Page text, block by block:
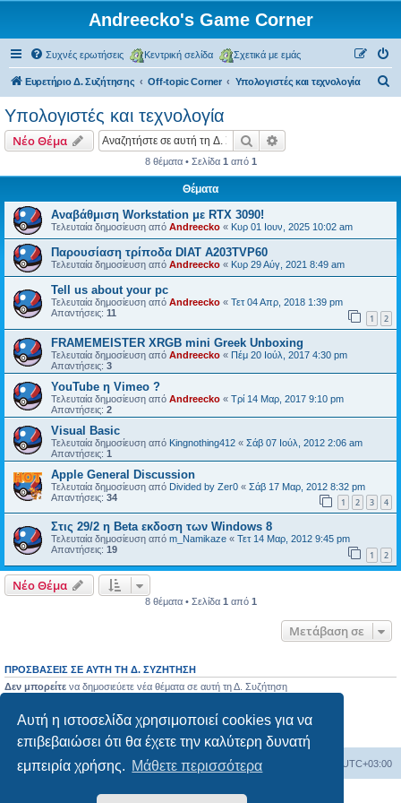
Αυτή η ιστοσελίδα χρησιμοποιεί cookies για να
επιβεβαιώσει ότι θα έχετε την καλύτερη δυνατή
εμπειρία χρήσης. Μάθετε περισσότερα
Andreecko's Game Corner
Συχνές ερωτήσεις Κεντρική σελίδα Σχετικά με εμάς
Ευρετήριο Δ. Συζήτησης Off-topic Corner Υπολογιστές και τεχνολογία
Υπολογιστές και τεχνολογία
Νέο Θέμα Αναζήτηση
8 θέματα • Σελίδα 1 από 1
Θέματα
Αναβάθμιση Workstation με RTX 3090!
Τελευταία δημοσίευση από Andreecko « Κυρ 01 Ιουν, 2025 10:02 am
Παρουσίαση τρίποδα DIAT A203TVP60
Τελευταία δημοσίευση από Andreecko « Κυρ 29 Αύγ, 2021 8:49 am
Tell us about your pc
Τελευταία δημοσίευση από Andreecko « Τετ 04 Απρ, 2018 1:39 pm
Απαντήσεις: 11 1 2
FRAMEMEISTER XRGB mini Greek Unboxing
Τελευταία δημοσίευση από Andreecko « Πέμ 20 Ιούλ, 2017 4:30 pm
Απαντήσεις: 3
YouTube η Vimeo ?
Τελευταία δημοσίευση από Andreecko « Τρί 14 Μαρ, 2017 9:10 pm
Απαντήσεις: 2
Visual Basic
Τελευταία δημοσίευση από Kingnothing412 « Σάβ 07 Ιούλ, 2012 2:06 am
Απαντήσεις: 1
Apple General Discussion
Τελευταία δημοσίευση από Divided by Zer0 « Σάβ 17 Μαρ, 2012 8:32 pm
Απαντήσεις: 34 1 2 3 4
Στις 29/2 η Beta εκδοση των Windows 8
Τελευταία δημοσίευση από m_Namikaze « Τετ 14 Μαρ, 2012 9:45 pm
Απαντήσεις: 19 1 2
Νέο Θέμα
8 θέματα • Σελίδα 1 από 1
Μετάβαση σε
ΠΡΟΣΒΆΣΕΙΣ ΣΕ ΑΥΤΉ ΤΗ Δ. ΣΥΖΉΤΗΣΗ
Δεν μπορείτε να δημοσιεύετε νέα θέματα σε αυτή τη Δ. Συζήτηση
Δεν μπορείτε
να επεξεργάζεστε τις δημοσιεύσεις σας σε αυτή τη Δ. Συζήτηση
Δεν μπορείτενα διαγράφετε τις δημοσιεύσεις σας σε αυτή τη Δ. Συζήτηση
Δεν μπορείτενα επισυνάπτετε αρχεία σε αυτή τη Δ. Συζήτηση
Ευρετήριο Δ. Συζήτησης Όλοι οι χρόνοι είναι UTC+03:00
Δημιουργήθηκε απόphpBB® Forum Software © phpBB Limited